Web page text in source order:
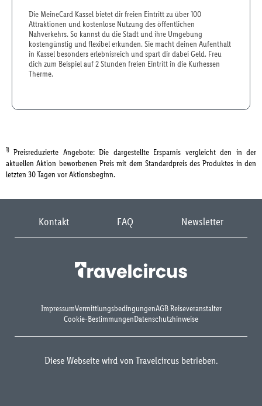
Die MeineCard Kassel bietet dir freien Eintritt zu über 100
Attraktionen und kostenlose Nutzung des öffentlichen
Nahverkehrs. So kannst du die Stadt und ihre Umgebung
kostengünstig und flexibel erkunden. Sie macht deinen Aufenthalt
in Kassel besonders erlebnisreich und spart dir dabei Geld. Freu
dich zum Beispiel auf 2 Stunden freien Eintritt in die Kurhessen
Therme.
1) Preisreduzierte Angebote: Die dargestellte Ersparnis vergleicht den in der
aktuellen Aktion beworbenen Preis mit dem Standardpreis des Produktes in den
letzten 30 Tagen vor Aktionsbeginn.
Kontakt FAQ Newsletter
ImpressumVermittlungsbedingungenAGB Reiseveranstalter
Cookie-BestimmungenDatenschutzhinweise
Diese Webseite wird von Travelcircus betrieben.